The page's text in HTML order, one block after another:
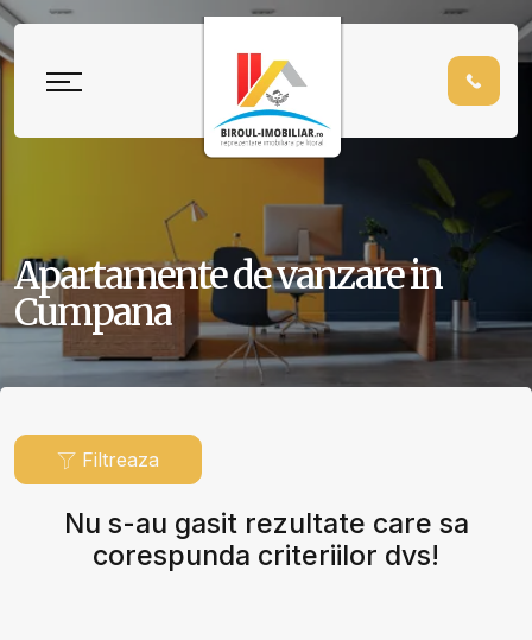
Apartamente de vanzare in
Cumpana
Filtreaza
Nu s-au gasit rezultate care sa
corespunda criteriilor dvs!